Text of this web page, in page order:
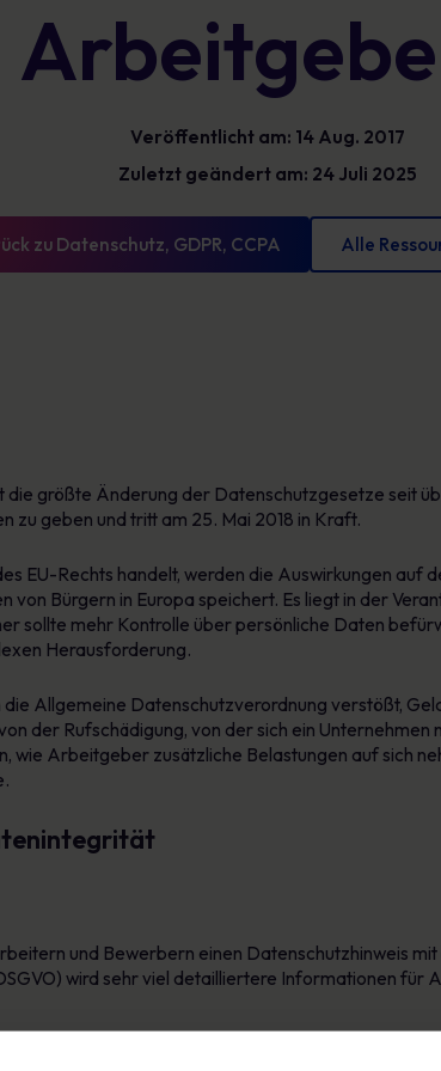
reduzieren und messbare Fortschritte
vorweisen können
Glossar
Definitionen zur Cybersicherheit, die Sie
sollten
Veröffentlicht am: 14 Aug. 2017
Zuletzt geändert am: 24 Juli 2025
zu Datenschutz, GDPR, CCPA Alle
größte Änderung der Datenschutzgesetze seit
zu geben und tritt am 25. Mai 2018 in Kraft.
EU-Rechts handelt, werden die Auswirkungen auf
von Bürgern in Europa speichert. Es liegt in der
sollte mehr Kontrolle über persönliche Daten
Herausforderung.
Allgemeine Datenschutzverordnung verstößt,
der Rufschädigung, von der sich ein
wie Arbeitgeber zusätzliche Belastungen auf sich
und Bewerbern einen Datenschutzhinweis
wird sehr viel detailliertere Informationen für